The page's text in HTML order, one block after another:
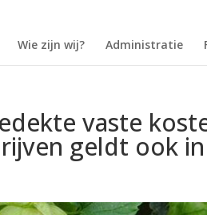
Wie zijn wij? Administratie
vaste
geldt ook